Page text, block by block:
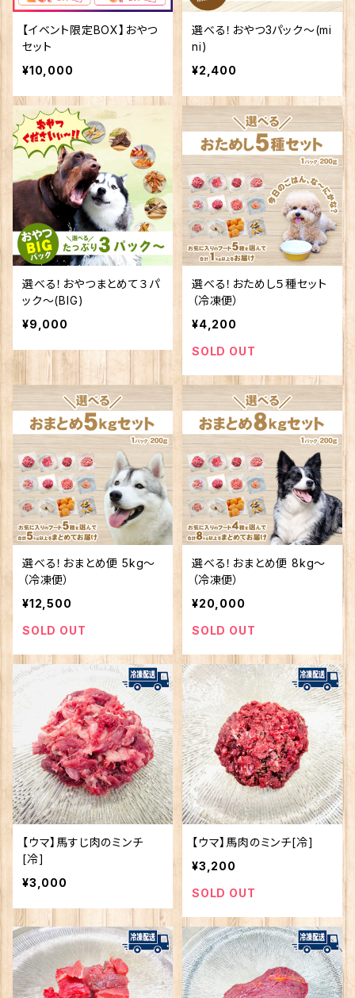
【イベント限定BOX】おやつ
セット
¥10,000
選べる！おやつ3パック～(mi
ni)
¥2,400
選べる！おやつまとめて３パ
ック～(BIG)
¥9,000
選べる！おためし５種セット
（冷凍便）
¥4,200
SOLD OUT
選べる！おまとめ便 5kg〜
（冷凍便）
¥12,500
SOLD OUT
選べる！おまとめ便 8kg〜
（冷凍便）
¥20,000
SOLD OUT
【ウマ】馬すじ肉のミンチ
[冷]
¥3,000
【ウマ】馬肉のミンチ[冷]
¥3,200
SOLD OUT